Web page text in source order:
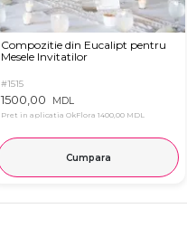
Compozitie din Eucalipt pentru
Mesele Invitatilor
#1515
1500,00 MDL
Pret in aplicatia OkFlora 1400,00 MDL
Cumpara